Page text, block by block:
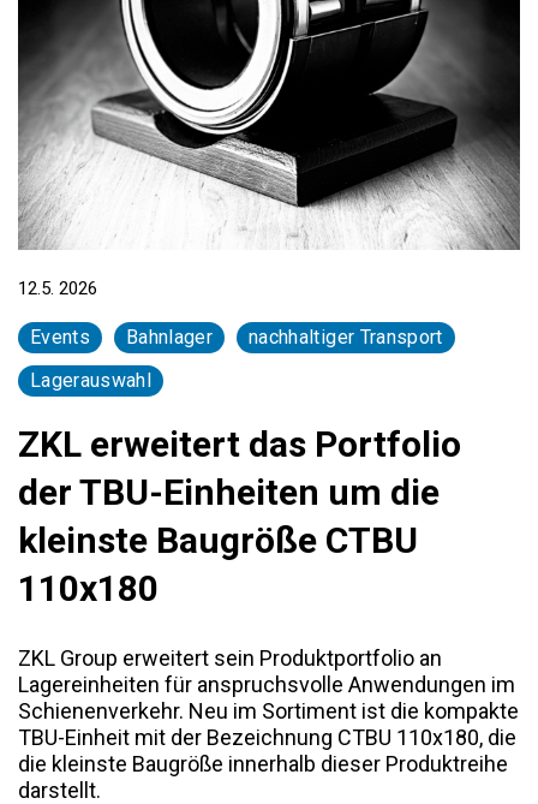
12.5. 2026
Events Bahnlager
nachhaltiger Transport
Lagerauswahl
ZKL erweitert das Portfolio
der TBU-Einheiten um die
kleinste Baugröße CTBU
110x180
ZKL Group erweitert sein Produktportfolio an
Lagereinheiten für anspruchsvolle Anwendungen im
Schienenverkehr. Neu im Sortiment ist die kompakte
TBU-Einheit mit der Bezeichnung CTBU 110x180, die
die kleinste Baugröße innerhalb dieser Produktreihe
darstellt.